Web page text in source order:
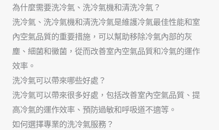
為什麼需要洗冷氣、洗冷氣機和清洗冷氣？
洗冷氣、洗冷氣機和清洗冷氣是維護冷氣最佳性能和室
內空氣品質的重要措施，可以幫助移除冷氣內部的灰
塵、細菌和黴菌，從而改善室內空氣品質和冷氣的運作
效率。
洗冷氣可以帶來哪些好處？
洗冷氣可以帶來很多好處，包括改善室內空氣品質、提
高冷氣的運作效率、預防過敏和呼吸道不適等。
如何選擇專業的洗冷氣服務？